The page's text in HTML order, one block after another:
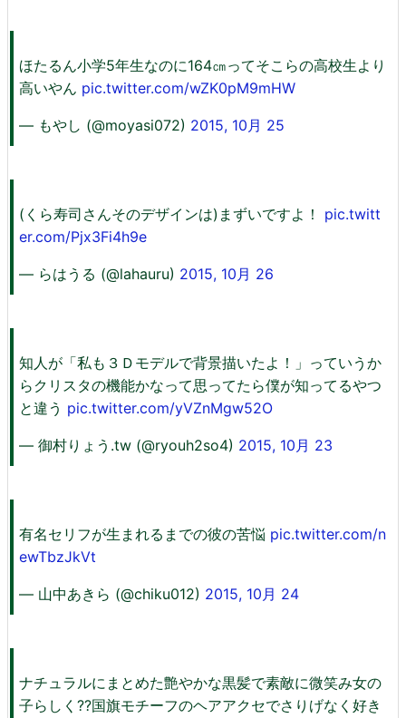
ほたるん小学5年生なのに164㎝ってそこらの高校生より
高いやん pic.twitter.com/wZK0pM9mHW
— もやし (@moyasi072) 2015, 10月 25
(くら寿司さんそのデザインは)まずいですよ！ pic.twitt
er.com/Pjx3Fi4h9e
— らはうる (@lahauru) 2015, 10月 26
知人が「私も３Ｄモデルで背景描いたよ！」っていうか
らクリスタの機能かなって思ってたら僕が知ってるやつ
と違う pic.twitter.com/yVZnMgw52O
— 御村りょう.tw (@ryouh2so4) 2015, 10月 23
有名セリフが生まれるまでの彼の苦悩 pic.twitter.com/n
ewTbzJkVt
— 山中あきら (@chiku012) 2015, 10月 24
ナチュラルにまとめた艶やかな黒髪で素敵に微笑み女の
子らしく??国旗モチーフのヘアアクセでさりげなく好き